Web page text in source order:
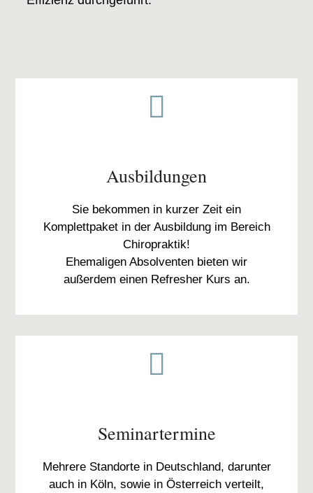

Ausbildungen
Sie bekommen in kurzer Zeit ein
Komplettpaket in der Ausbildung im Bereich
Chiropraktik!
Ehemaligen Absolventen bieten wir
außerdem einen Refresher Kurs an.

Seminartermine
Mehrere Standorte in Deutschland, darunter
auch in Köln, sowie in Österreich verteilt,